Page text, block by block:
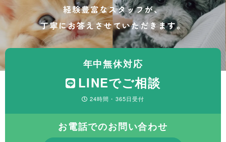
経験豊富なスタッフが、
丁寧にお答えさせていただきます。
年中無休対応
LINEでご相談
24時間・365日受付
お電話でのお問い合わせ